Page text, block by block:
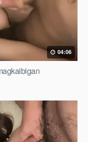
04:06